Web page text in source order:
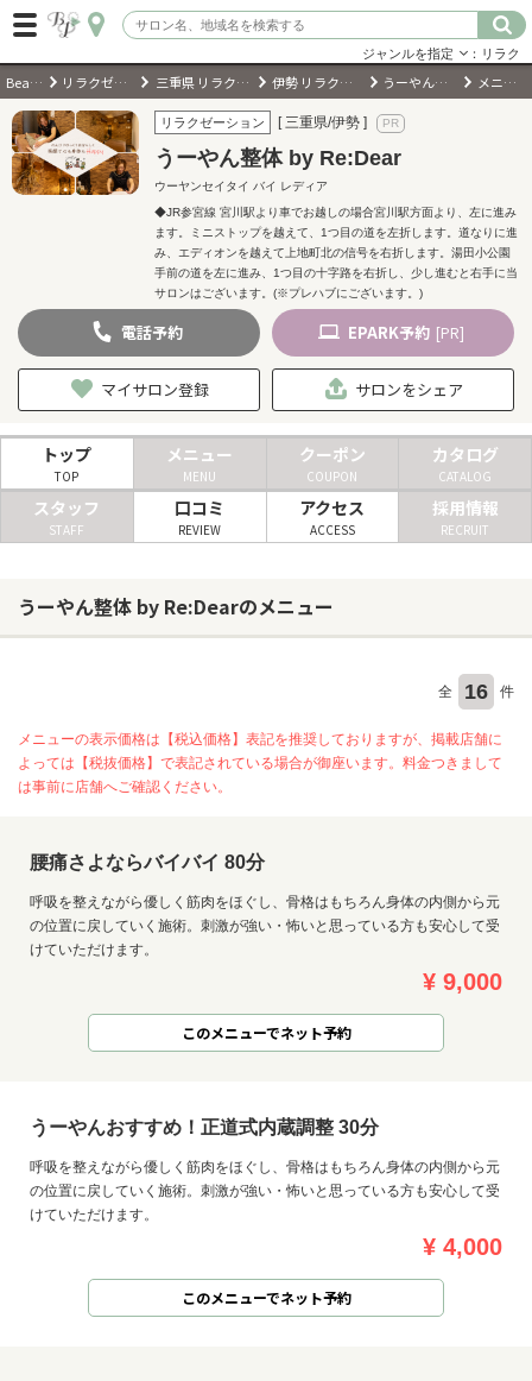
ログイン
会員登録（無料）
キーワードで検索
近くのサロンを探す
現在地から探す
ヘアサロン
リラクゼーションサロン
ネイルカタログ
メンズカタログ
ジャンルを指定 ：リラク
BeautyPark リラクゼーションサロン 三重県 リラクゼーションサロン 伊勢 リラクゼーションサロン うーやん整体 by Re:Dear メニュー・料金
リラクゼーション [ 三重県/伊勢 ]
うーやん整体 by Re:Dear
ウーヤンセイタイ バイ レディア
◆JR参宮線 宮川駅より車でお越しの場合宮川駅方面より、左に進み
ます。ミニストップを越えて、1つ目の道を左折します。道なりに進
み、エディオンを越えて上地町北の信号を右折します。湯田小公園
手前の道を左に進み、1つ目の十字路を右折し、少し進むと右手に当
サロンはございます。(※プレハブにございます。)
電話予約 EPARK予約 [PR]
マイサロン登録 サロンをシェア
トップ
TOP
メニュー
MENU
クーポン
COUPON
カタログ
CATALOG
スタッフ
STAFF
口コミ
REVIEW
アクセス
ACCESS
採用情報
RECRUIT
うーやん整体 by Re:Dearのメニュー
全 16 件
メニューの表示価格は【税込価格】表記を推奨しておりますが、掲載店舗に
よっては【税抜価格】で表記されている場合が御座います。料金つきまして
は事前に店舗へご確認ください。
腰痛さよならバイバイ 80分
呼吸を整えながら優しく筋肉をほぐし、骨格はもちろん身体の内側から元
の位置に戻していく施術。刺激が強い・怖いと思っている方も安心して受
けていただけます。
¥ 9,000
このメニューでネット予約
うーやんおすすめ！正道式内蔵調整 30分
呼吸を整えながら優しく筋肉をほぐし、骨格はもちろん身体の内側から元
の位置に戻していく施術。刺激が強い・怖いと思っている方も安心して受
けていただけます。
¥ 4,000
このメニューでネット予約